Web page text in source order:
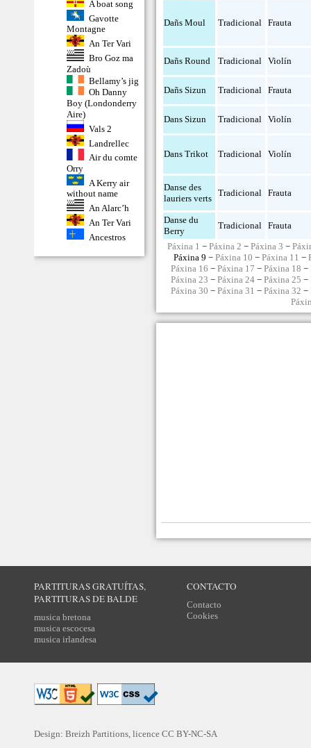
A boat song
Gavotte
Montagne
An Ter Vari
Bro Goz ma
Zadoù
Bellamy’s jig
Oh Danny
Boy (Londonderry
Aire)
Vals 2
Landrellec
Air du comte
Orry
A Kerry air
without name
An Alarc’h
An Ter Vari
Ancestros
Dañs Moul Tradicional Frauta
Dañs Round Tradicional Violín
Dañs Sizun Tradicional Frauta
Dans Sizun Tradicional Violín
Dans Trikot Tradicional Violín
Danse des
lauriers verts
Tradicional Frauta
Danse du
Berry
Tradicional
Frauta
Páxina 1 − Páxina 2 − Páxina 3 −
Páxina 9 − Páxina 10 − Páxina 11 −
Páxina 16 −Páxina 17 −Páxina 18 −
Páxina 23 −Páxina 24 −Páxina 25 −
Páxina 30 −Páxina 31 −Páxina 32 −
PARTITURAS GRATUÍTAS,
PARTITURAS DE BALDE
musica bretona
musica escocesa
musica irlandesa
CONTACTO
Contacto
Cookies
Design: Breizh Partitions, licence CC BY-NC-SA